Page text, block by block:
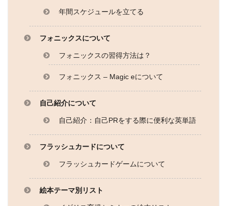
年間スケジュールを立てる
フォニックスについて
フォニックスの習得方法は？
フォニックス – Magic eについて
自己紹介について
自己紹介：自己PRをする際に便利な英単語
フラッシュカードについて
フラッシュカードゲームについて
絵本テーマ別リスト